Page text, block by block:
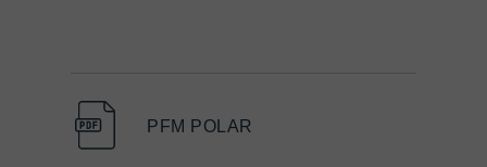
PFM POLAR